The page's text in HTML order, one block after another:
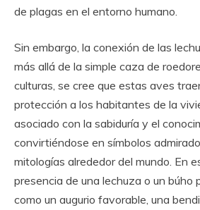
de plagas en el entorno humano.
Sin embargo, la conexión de las
más allá de la simple caza de
culturas, se cree que estas aves
protección a los habitantes de la
asociado con la sabiduría y el
convirtiéndose en símbolos
mitologías alrededor del mundo. En
presencia de una lechuza o un búho
como un augurio favorable, una